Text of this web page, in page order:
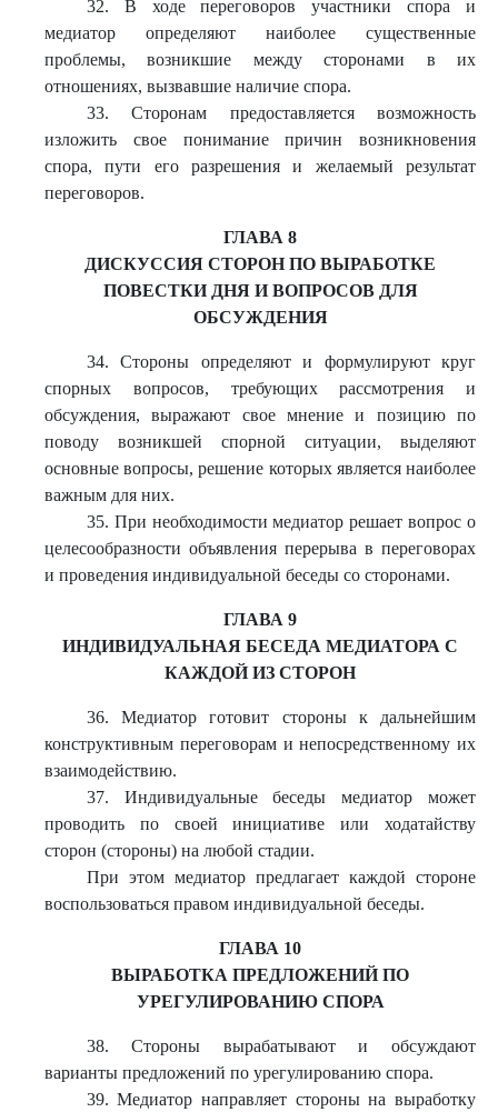
32. В ходе переговоров участники спора и
медиатор определяют наиболее существенные
проблемы, возникшие между сторонами в их
отношениях, вызвавшие наличие спора.
33. Сторонам предоставляется возможность
изложить свое понимание причин возникновения
спора, пути его разрешения и желаемый результат
переговоров.
ГЛАВА 8
ДИСКУССИЯ СТОРОН ПО ВЫРАБОТКЕ
ПОВЕСТКИ ДНЯ И ВОПРОСОВ ДЛЯ
ОБСУЖДЕНИЯ
34. Стороны определяют и формулируют круг
спорных вопросов, требующих рассмотрения и
обсуждения, выражают свое мнение и позицию по
поводу возникшей спорной ситуации, выделяют
основные вопросы, решение которых является наиболее
важным для них.
35. При необходимости медиатор решает вопрос о
целесообразности объявления перерыва в переговорах
и проведения индивидуальной беседы со сторонами.
ГЛАВА 9
ИНДИВИДУАЛЬНАЯ БЕСЕДА МЕДИАТОРА С
КАЖДОЙ ИЗ СТОРОН
36. Медиатор готовит стороны к дальнейшим
конструктивным переговорам и непосредственному их
взаимодействию.
37. Индивидуальные беседы медиатор может
проводить по своей инициативе или ходатайству
сторон (стороны) на любой стадии.
При этом медиатор предлагает каждой стороне
воспользоваться правом индивидуальной беседы.
ГЛАВА 10
ВЫРАБОТКА ПРЕДЛОЖЕНИЙ ПО
УРЕГУЛИРОВАНИЮ СПОРА
38. Стороны вырабатывают и обсуждают
варианты предложений по урегулированию спора.
39. Медиатор направляет стороны на выработку